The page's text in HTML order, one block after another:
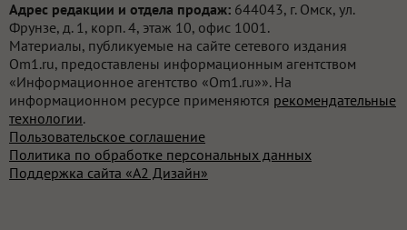
Адрес редакции и отдела продаж: 644043, г. Омск, ул.
Фрунзе, д. 1, корп. 4, этаж 10, офис 1001.
Материалы, публикуемые на сайте сетевого издания
Om1.ru, предоставлены информационным агентством
«Информационное агентство «Om1.ru»». На
информационном ресурсе применяются рекомендательные
технологии.
Пользовательское соглашение
Политика по обработке персональных данных
Поддержка сайта «А2 Дизайн»